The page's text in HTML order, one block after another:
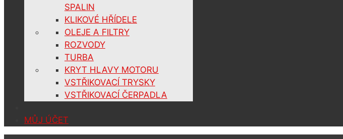
SPALIN
KLIKOVÉ HŘÍDELE
OLEJE A FILTRY
ROZVODY
TURBA
KRYT HLAVY MOTORU
VSTŘIKOVACÍ TRYSKY
VSTŘIKOVACÍ ČERPADLA
MŮJ ÚČET